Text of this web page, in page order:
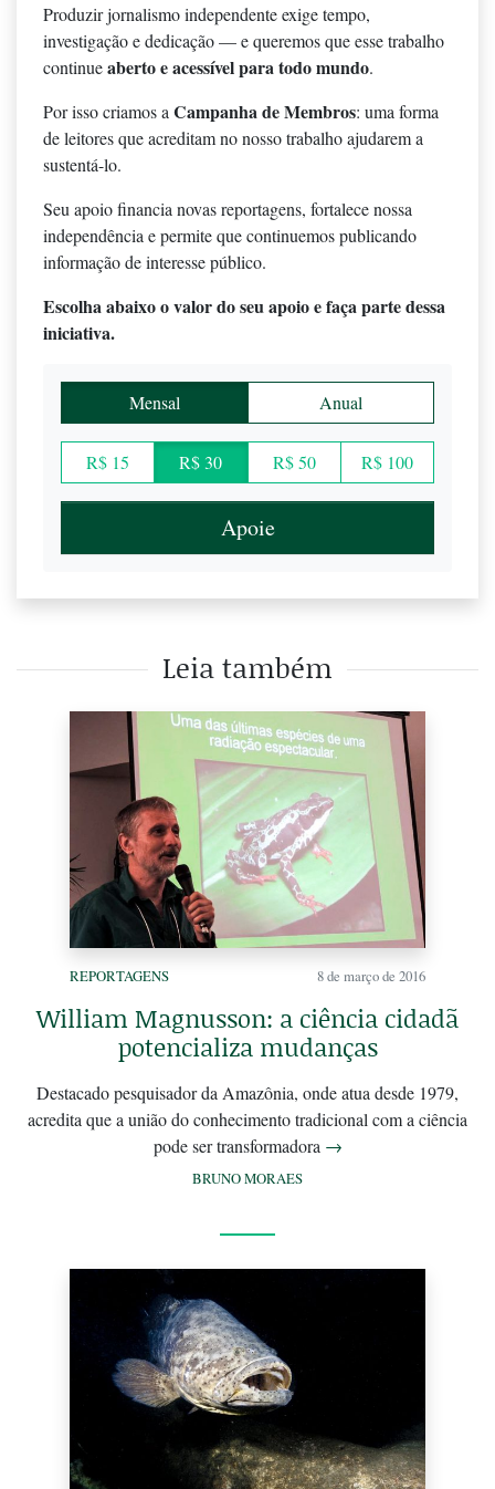
Produzir jornalismo independente exige tempo,
investigação e dedicação — e queremos que esse trabalho
continueaberto e acessível para todo mundo.
Por isso criamos a Campanha de Membros: uma forma
de leitores que acreditam no nosso trabalho ajudarem a
sustentá-lo.
Seu apoio financia novas reportagens, fortalece nossa
independência e permite que continuemos publicando
informação de interesse público.
Escolha abaixo o valor do seu apoio e faça parte dessa
iniciativa.
Mensal Anual
R$ 15 R$ 30 R$ 50 R$ 100
Apoie
Leia também
REPORTAGENS 8 de março de 2016
William Magnusson: a ciência cidadã
potencializa mudanças
Destacado pesquisador da Amazônia, onde atua desde 1979,
acredita que a união do conhecimento tradicional com a ciência
pode ser transformadora →
BRUNO MORAES